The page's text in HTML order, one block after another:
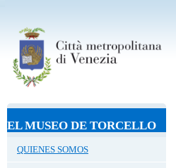
EL MUSEO DE TORCELLO
QUIENES SOMOS